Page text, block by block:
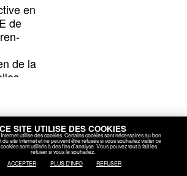
en
de
de la
–
CE SITE UTILISE DES COOKIES
utilise des cookies. Certains cookies sont nécessaires au bon
du site Internet et ne peuvent être refusés si vous souhaitez visiter ce
sont utilisés à des fins d'analyse. Vous pouvez tout à fait les
refuser si vous le souhaitez.
ACCEPTER
PLUS D'INFO REFUSER